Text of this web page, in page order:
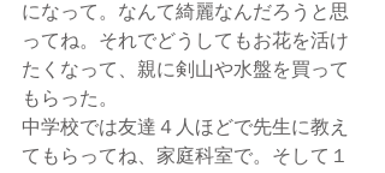
になって。なんて綺麗なんだろうと思
ってね。それでどうしてもお花を活け
たくなって、親に剣山や水盤を買って
もらった。
中学校では友達４人ほどで先生に教え
てもらってね、家庭科室で。そして１